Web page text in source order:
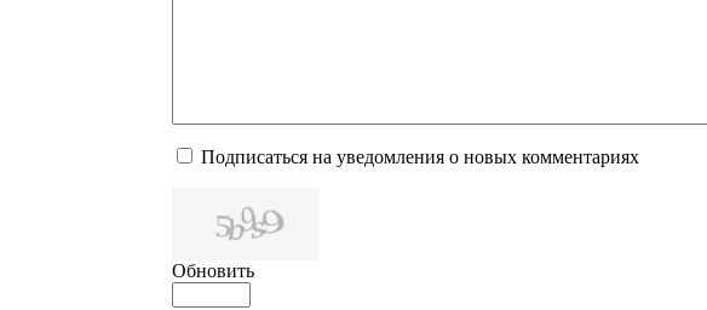
Подписаться на уведомления о новых комментариях
Обновить